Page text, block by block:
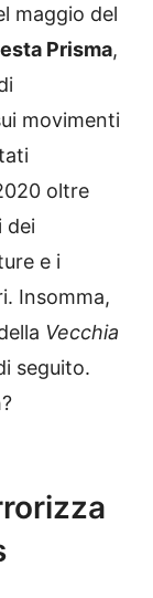
maggio del
Prisma,
movimenti
oltre
dei
e i
Insomma,
Vecchia
seguito.